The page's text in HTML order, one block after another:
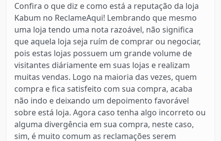
Confira o que diz e como está a reputação da loja
Kabum no ReclameAqui! Lembrando que mesmo
uma loja tendo uma nota razoável, não significa
que aquela loja seja ruím de comprar ou negociar,
pois estas lojas possuem um grande volume de
visitantes diáriamente em suas lojas e realizam
muitas vendas. Logo na maioria das vezes, quem
compra e fica satisfeito com sua compra, acaba
não indo e deixando um depoimento favorável
sobre está loja. Agora caso tenha algo incorreto ou
alguma divergência em sua compra, neste caso,
sim, é muito comum as reclamações serem